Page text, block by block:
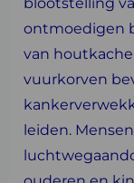
ontmoedigen
van
vuurkorven
leiden.